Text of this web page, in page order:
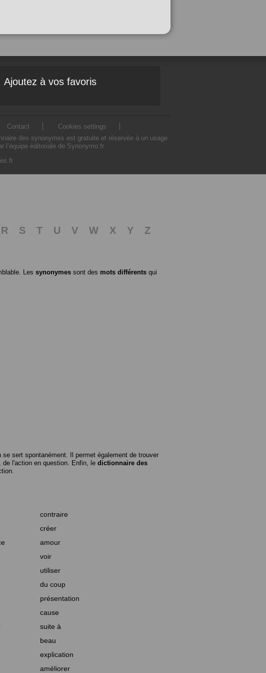
Ajoutez à vos favoris
Contact
Cookies settings
des synonymes est gratuite et réservée à un usage
l’équipe éditoriale de Synonymo.fr
R S T U V W X Y
Z
Les synonymes sont des mots différents qui
sert spontanément. Il permet également de trouver
l'action en question. Enfin, le dictionnaire des
contraire
créer
amour
voir
utiliser
du coup
présentation
cause
suite à
beau
explication
améliorer